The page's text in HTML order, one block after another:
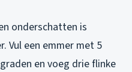
onderschatten is
Vul een emmer met 5
en voeg drie flinke